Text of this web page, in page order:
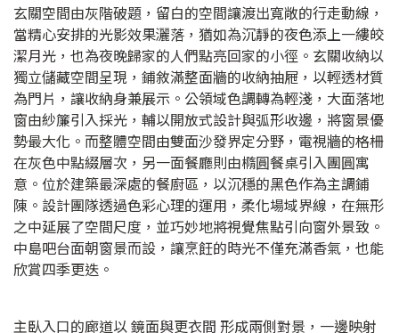
玄關空間由灰階破題，留白的空間讓渡出寬敞的行走動線，
當精心安排的光影效果灑落，猶如為沉靜的夜色添上一縷皎
潔月光，也為夜晚歸家的人們點亮回家的小徑。玄關收納以
獨立儲藏空間呈現，鋪敘滿整面牆的收納抽屜，以輕透材質
為門片，讓收納身兼展示。公領域色調轉為輕淺，大面落地
窗由紗簾引入採光，輔以開放式設計與弧形收邊，將窗景優
勢最大化。而整體空間由雙面沙發界定分野，電視牆的格柵
在灰色中點綴層次，另一面餐廳則由橢圓餐桌引入團圓寓
意。位於建築最深處的餐廚區，以沉穩的黑色作為主調鋪
陳。設計團隊透過色彩心理的運用，柔化場域界線，在無形
之中延展了空間尺度，並巧妙地將視覺焦點引向窗外景致。
中島吧台面朝窗景而設，讓烹飪的時光不僅充滿香氣，也能
欣賞四季更迭。
主臥入口的廊道以 鏡面與更衣間 形成兩側對景，一邊映射